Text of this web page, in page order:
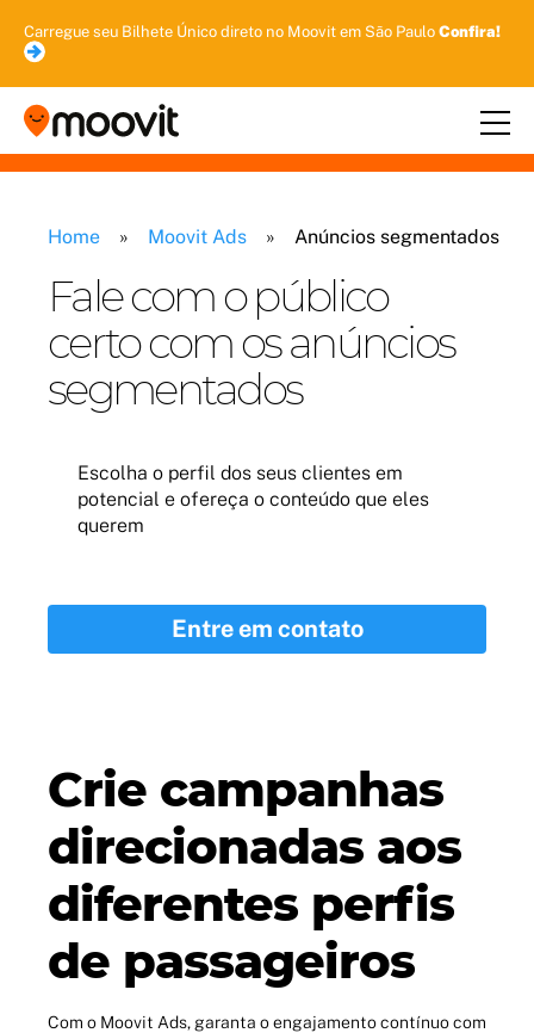
Carregue seu Bilhete Único direto no Moovit em São Paulo Confira!
Home » Moovit Ads » Anúncios segmentados
Fale com o público
certo com os anúncios
segmentados
Escolha o perfil dos seus clientes em
potencial e ofereça o conteúdo que eles
querem
Entre em contato
Crie campanhas
direcionadas aos
diferentes perfis
de passageiros
Com o Moovit Ads, garanta o engajamento contínuo com